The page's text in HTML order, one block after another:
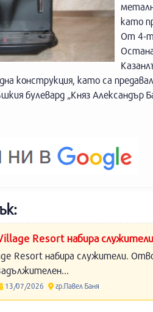
като
От 4-
конструкция, като са
булевард „Княз Александър
Resort набира служители
Resort набира служители.
13/07/2026 гр.Павел Баня